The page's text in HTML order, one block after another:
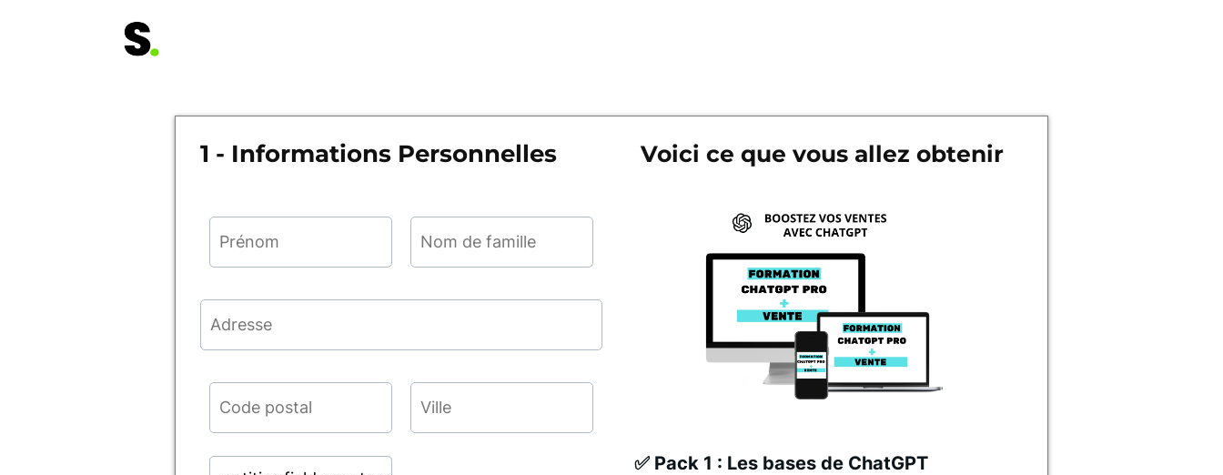
1 - Informations Personnelles Voici ce que vous allez obtenir
✅ Pack 1 : Les bases de ChatGPT